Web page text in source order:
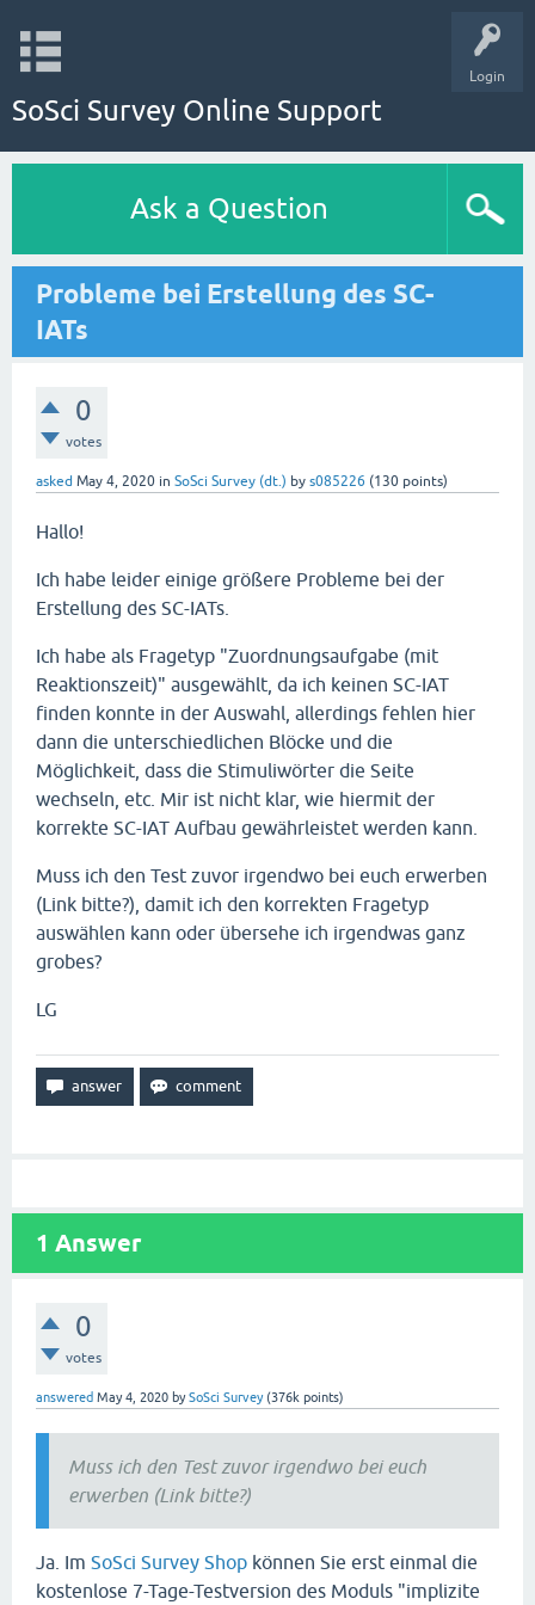
Login
SoSci Survey Online Support
Ask a Question
Probleme bei Erstellung des SC-
IATs
0
votes
asked May 4, 2020 in SoSci Survey (dt.) by s085226 (130 points)
Hallo!
Ich habe leider einige größere Probleme bei der
Erstellung des SC-IATs.
Ich habe als Fragetyp "Zuordnungsaufgabe (mit
Reaktionszeit)" ausgewählt, da ich keinen SC-IAT
finden konnte in der Auswahl, allerdings fehlen hier
dann die unterschiedlichen Blöcke und die
Möglichkeit, dass die Stimuliwörter die Seite
wechseln, etc. Mir ist nicht klar, wie hiermit der
korrekte SC-IAT Aufbau gewährleistet werden kann.
Muss ich den Test zuvor irgendwo bei euch erwerben
(Link bitte?), damit ich den korrekten Fragetyp
auswählen kann oder übersehe ich irgendwas ganz
grobes?
LG
1 Answer
0
votes
answered May 4, 2020 bySoSci Survey (376k points)
Muss ich den Test zuvor irgendwo bei euch
erwerben (Link bitte?)
Ja. Im SoSci Survey Shop können Sie erst einmal die
kostenlose 7-Tage-Testversion des Moduls "implizite